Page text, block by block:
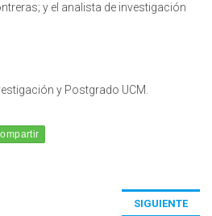
y el analista de investigación
y Postgrado UCM.
SIGUIENTE